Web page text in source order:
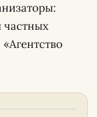
частных